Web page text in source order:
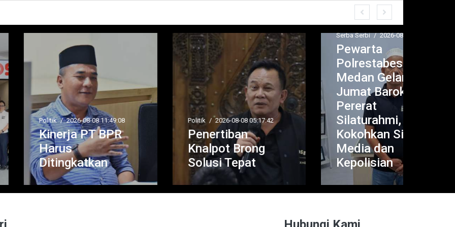
2026-08-08 11:49:08
PT BPR
2026-08-08 05:17:42
Penertiban
Knalpot Brong
Solusi Tepat
Serba Serbi / 2026-08-07 16:30:53
Pewarta
Polrestabes
Medan Gelar
Jumat Barokah,
Pererat
Silaturahmi,
Kokohkan Sinergi
Media dan
Kepolisian